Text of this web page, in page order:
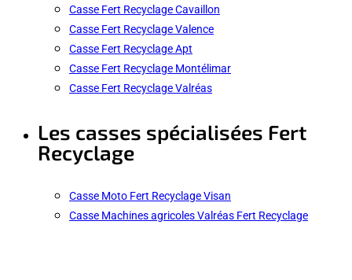
Casse Fert Recyclage Cavaillon
Casse Fert Recyclage Valence
Casse Fert Recyclage Apt
Casse Fert Recyclage Montélimar
Casse Fert Recyclage Valréas
Les casses spécialisées Fert
Recyclage
Casse Moto Fert Recyclage Visan
Casse Machines agricoles Valréas Fert Recyclage